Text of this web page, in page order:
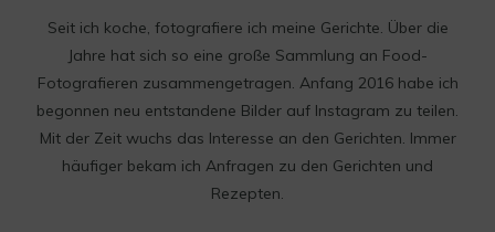
Seit ich koche, fotografiere ich meine Gerichte. Über die
Jahre hat sich so eine große Sammlung an Food-
Fotografieren zusammengetragen. Anfang 2016 habe ich
begonnen neu entstandene Bilder auf Instagram zu teilen.
Mit der Zeit wuchs das Interesse an den Gerichten. Immer
häufiger bekam ich Anfragen zu den Gerichten und
Rezepten.